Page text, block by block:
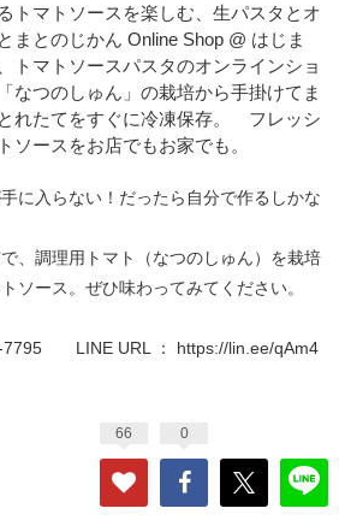
トマトソースを楽しむ、生パスタとオ
とのじかん Online Shop @ はじま
トマトソースパスタのオンラインショ
つのしゅん」の栽培から手掛けてま
れたてをすぐに冷凍保存。 フレッシ
ソースをお店でもお家でも。
に入らない！だったら自分で作るしかな
、調理用トマト（なつのしゅん）を栽培
ソース。ぜひ味わってみてください。
LINE URL ： https://lin.ee/qAm4
66 0